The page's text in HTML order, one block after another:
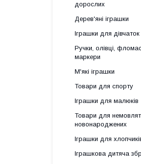
дорослих
Дерев'яні іграшки
Іграшки для дівчаток
Ручки, олівці,
маркери
М'які іграшки
Товари для спорту
Іграшки для малюків
Товари для
новонароджених
Іграшки для
Іграшкова дитяча